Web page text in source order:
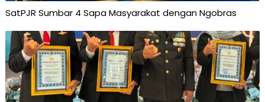
SatPJR Sumbar 4 Sapa Masyarakat dengan Ngobras